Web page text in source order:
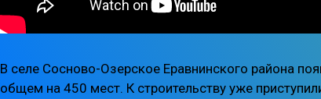
В селе Сосново-Озерское Еравнинского района
общем на 450 мест. К строительству уже